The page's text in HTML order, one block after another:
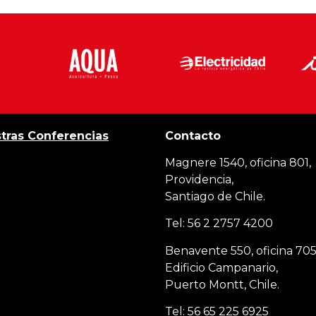
Conferencias Contacto
Magnere 1540, oficina 801,
Providencia,
Santiago de Chile.
Tel: 56 2 2757 4200
Benavente 550, oficina
Edificio Campanario,
Puerto Montt, Chile.
Tel: 56 65 225 6925